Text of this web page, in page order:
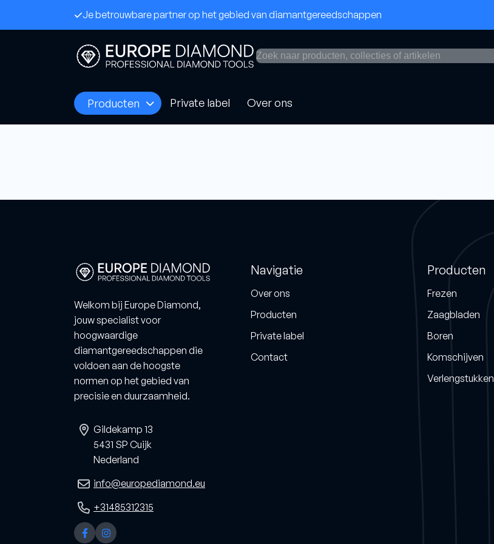
Je betrouwbare partner op het gebied van diamantgereedschappen
Producten
Extreem harde vloeren Vers beton
Keramiek/natuursteen
Dozenboren
Droogboren
Verlengstukken
Verlengstuk ½-duims
Private label Over ons
Welkom bij Europe Diamond,
jouw specialist voor
hoogwaardige
diamantgereedschappen die
voldoen aan de hoogste
normen op het gebied van
precisie en duurzaamheid.
Gildekamp 13
5431 SP Cuijk
Nederland
info@europediamond.eu
+31485312315
Navigatie
Over ons
Producten
Private label
Contact
Producten
Frezen
Zaagbladen
Boren
Komschijven
Verlengstukken